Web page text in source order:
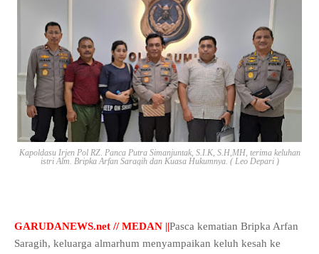
Kapoldasu Irjen Pol RZ. Panca Putra Simanjuntak, S.I.K, S.H,MH, terima keluhan
istri Alm. Bripka Arfan Saragih dan Kuasa Hukumnya. ( Leo Depari )
GARUDANEWS.net // MEDAN ||Pasca kematian Bripka Arfan
Saragih, keluarga almarhum menyampaikan keluh kesah ke